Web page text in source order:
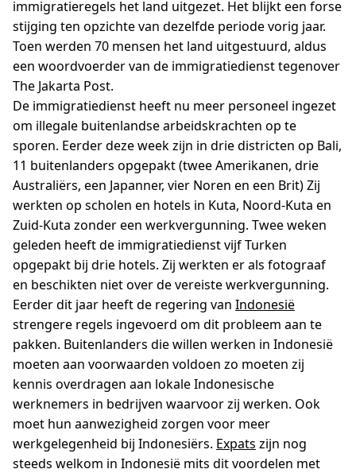
immigratieregels het land uitgezet. Het blijkt een forse
stijging ten opzichte van dezelfde periode vorig jaar.
Toen werden 70 mensen het land uitgestuurd, aldus
een woordvoerder van de immigratiedienst tegenover
The Jakarta Post.
De immigratiedienst heeft nu meer personeel ingezet
om illegale buitenlandse arbeidskrachten op te
sporen. Eerder deze week zijn in drie districten op Bali,
11 buitenlanders opgepakt (twee Amerikanen, drie
Australiërs, een Japanner, vier Noren en een Brit) Zij
werkten op scholen en hotels in Kuta, Noord-Kuta en
Zuid-Kuta zonder een werkvergunning. Twee weken
geleden heeft de immigratiedienst vijf Turken
opgepakt bij drie hotels. Zij werkten er als fotograaf
en beschikten niet over de vereiste werkvergunning.
Eerder dit jaar heeft de regering van Indonesië
strengere regels ingevoerd om dit probleem aan te
pakken. Buitenlanders die willen werken in Indonesië
moeten aan voorwaarden voldoen zo moeten zij
kennis overdragen aan lokale Indonesische
werknemers in bedrijven waarvoor zij werken. Ook
moet hun aanwezigheid zorgen voor meer
werkgelegenheid bij Indonesiërs. Expats zijn nog
steeds welkom in Indonesië mits dit voordelen met